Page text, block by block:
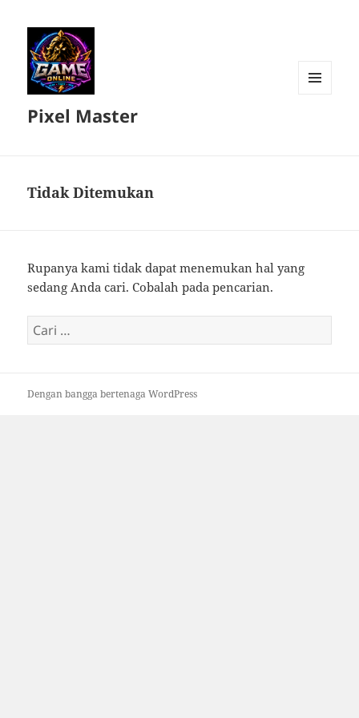
Pixel Master
Tidak Ditemukan
Rupanya kami tidak dapat menemukan hal yang
sedang Anda cari. Cobalah pada pencarian.
Cari
untuk:
Dengan bangga bertenaga WordPress